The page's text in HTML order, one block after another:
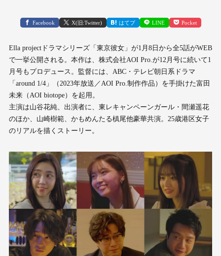
Facebook X(旧:Twitter) はてブ LINE Pocket
Ella projectドラマシリーズ「東京彼女」が1月8日から全5話がWEB
で一挙公開される。本作は、株式会社AOI Pro.が12月号に続いて1
月号もプロデュース。監督には、ABC・テレビ朝日系ドラマ
「around 1/4」（2023年放送／AOI Pro.制作作品）を手掛けた富田
未来（AOI biotope）を起用。
主演は山谷花純、出演者に、東レキャンペーンガール・間瀬遥花
のほか、山崎樹範、かもめんたる槙尾他豪華共演。25歳港区女子
のリアルを描くストーリー。